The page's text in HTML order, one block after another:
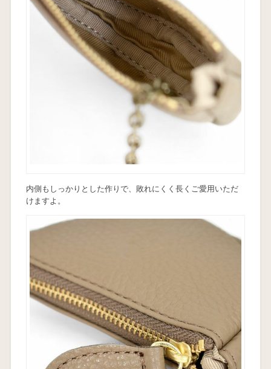
内側もしっかりとした作りで、敗れにくく長くご愛用いただ
けますよ。